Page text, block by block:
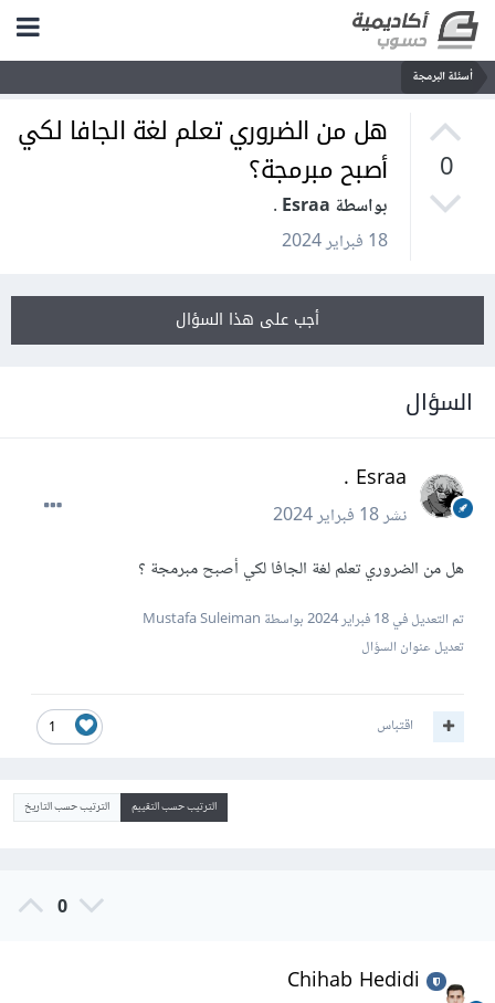
أسئلة البرمجة
0
هل من الضروري تعلم لغة الجافا لكي
أصبح مبرمجة؟
بواسطة Esraa .
18 فبراير 2024
أجب على هذا السؤال
السؤال
Esraa .
نشر18 فبراير 2024
هل من الضروري تعلم لغة الجافا لكي أصبح مبرمجة ؟
تم التعديل في18 فبراير 2024
بواسطة Mustafa Suleiman
تعديل عنوان السؤال
1 اقتباس
الترتيب حسب التقييم الترتيب حسب التاريخ
0
Chihab Hedidi